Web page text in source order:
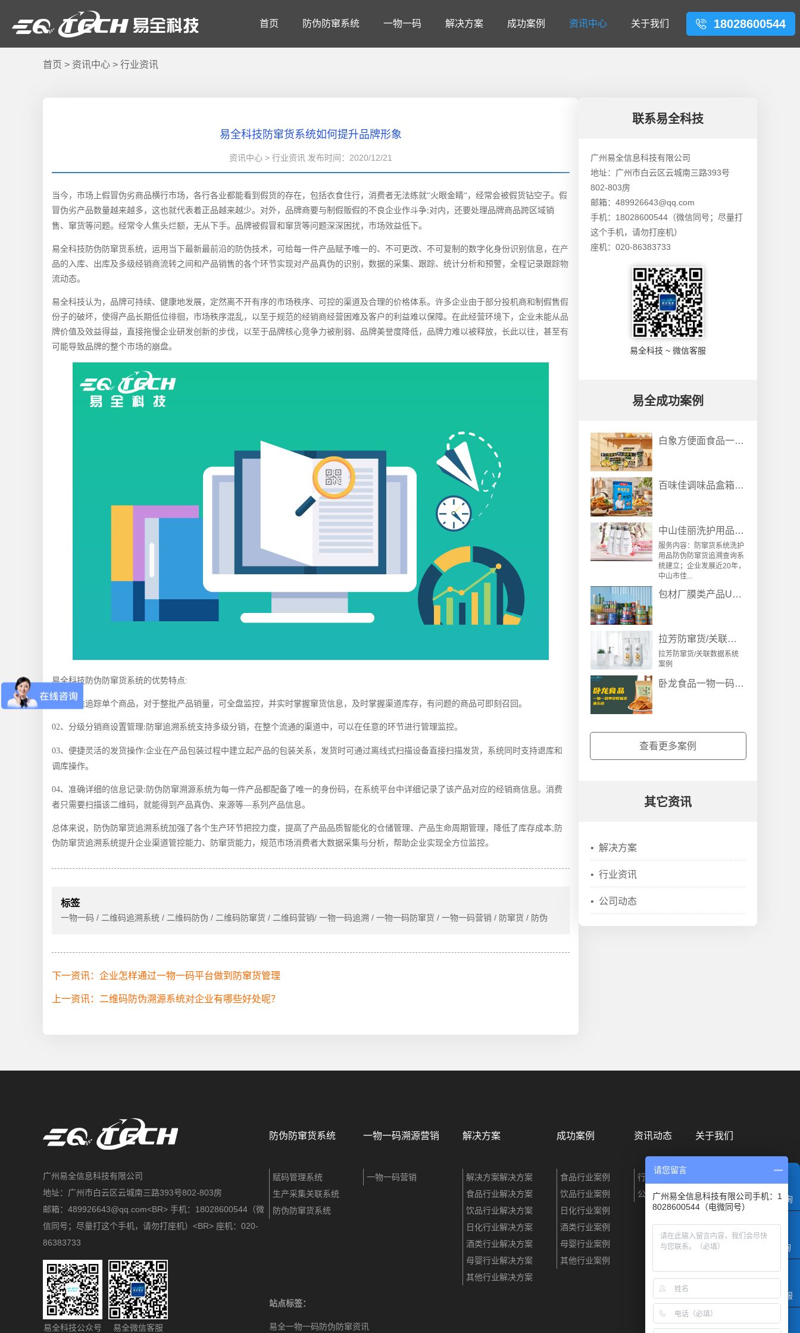
首页 防伪防窜系统 一物一码 解决方案 成功案例 资讯中心 关于我们 18028600544
首页 > 资讯中心 > 行业资讯
易全科技防窜货系统如何提升品牌形象
资讯中心 > 行业资讯 发布时间：2020/12/21
当今，市场上假冒伪劣商品横行市场，各行各业都能看到假货的存在，包括衣食住行，消费者无法练就“火眼金睛“，经常会被假货钻空子。假
冒伪劣产品数量越来越多，这也就代表着正品越来越少。对外，品牌商要与制假贩假的不良企业作斗争;对内，还要处理品牌商品跨区域销
售、窜货等问题。经常令人焦头烂额，无从下手。品牌被假冒和窜货等问题深深困扰，市场效益低下。
易全科技防伪防窜货系统，运用当下最新最前沿的防伪技术，可给每一件产品赋予唯一的、不可更改、不可复制的数字化身份识别信息，在产
品的入库、出库及多级经销商流转之间和产品销售的各个环节实现对产品真伪的识别，数据的采集、跟踪、统计分析和预警，全程记录跟踪物
流动态。
易全科技认为，品牌可持续、健康地发展，定然离不开有序的市场秩序、可控的渠道及合理的价格体系。许多企业由于部分投机商和制假售假
份子的破坏，使得产品长期低位徘徊，市场秩序混乱，以至于规范的经销商经营困难及客户的利益难以保障。在此经营环境下，企业未能从品
牌价值及效益得益，直接拖慢企业研发创新的步伐，以至于品牌核心竞争力被削弱、品牌美誉度降低，品牌力难以被释放，长此以往，甚至有
可能导致品牌的整个市场的崩盘。
易全科技防伪防窜货系统的优势特点:
、精准追踪单个商品，对于整批产品销量，可全盘监控，并实时掌握窜货信息，及时掌握渠道库存，有问题的商品可即刻召回。
02、分级分销商设置管理: 防窜追溯系统支持多级分销，在整个流通的渠道中，可以在任意的环节进行管理监控。
03、便捷灵活的发货操作:企业在产品包装过程中建立起产品的包装关系，发货时可通过离线式扫描设备直接扫描发货，系统同时支持退库和
调库操作。
04、准确详细的信息记录: 防伪防窜溯源系统为每一件产品都配备了唯一的身份码，在系统平台中详细记录了该产品对应的经销商信息。消费
者只需要扫描该二维码，就能得到产品真伪、来源等—系列产品信息。
总体来说，防伪防窜货追溯系统加强了各个生产环节把控力度，提高了产品品质智能化的仓储管理、产品生命周期管理，降低了库存成本; 防
伪防窜货追溯系统提升企业渠道管控能力、防窜货能力，规范市场消费者大数据采集与分析，帮助企业实现全方位监控。
标签
一物一码 / 二维码追溯系统 / 二维码防伪 / 二维码防窜货 / 二维码营销/ 一物一码追溯 / 一物一码防窜货 / 一物一码营销 / 防窜货 / 防伪
下一资讯：企业怎样通过一物一码平台做到防窜货管理
上一资讯：二维码防伪溯源系统对企业有哪些好处呢？
联系易全科技
广州易全信息科技有限公司
地址：广州市白云区云城南三路393号
802-803房
邮箱：489926643@qq.com
手机：18028600544（微信同号；尽量打
这个手机，请勿打座机）
座机：020-86383733
易全科技 ~ 微信客服
易全成功案例
白象方便面食品一物一码溯源防窜货解决方案
百味佳调味品盒箱垛采集关联防伪防窜货系统
中山佳丽洗护用品防伪防窜货追溯查询系统案例
服务内容：防窜货系统洗护
用品防伪防窜货追溯查询系
统建立；企业发展近20年，
中山市佳...
包材厂膜类产品UV数码喷墨与二维码检测系统
拉芳防窜货/关联数据系统案例
拉芳防窜货/关联数据系统
案例
卧龙食品一物一码采集激活防伪/溯源/营销项目
查看更多案例
其它资讯
• 解决方案
• 行业资讯
• 公司动态
广州易全信息科技有限公司
地址：广州市白云区云城南三路393号802-803房
邮箱：489926643@qq.com<BR> 手机：18028600544（微
信同号；尽量打这个手机，请勿打座机）<BR> 座机：020-
86383733
易全科技公众号 易全微信客服
防伪防窜货系统
赋码管理系统
生产采集关联系统
防伪防窜货系统
一物一码溯源营销
一物一码营销
解决方案
解决方案解决方案
食品行业解决方案
饮品行业解决方案
日化行业解决方案
酒类行业解决方案
母婴行业解决方案
其他行业解决方案
成功案例
食品行业案例
饮品行业案例
日化行业案例
酒类行业案例
母婴行业案例
其他行业案例
资讯动态
行业资讯
公司动态
关于我们
联系我们
站点标签：
易全一物一码防伪防窜资讯
电话咨询
QQ咨询
微信客服
请您留言
广州易全信息科技有限公司手机：1
8028600544（电微同号）